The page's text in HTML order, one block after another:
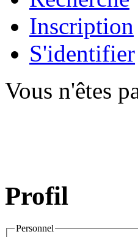
Inscription
S'identifier
Vous n'êtes
Profil
Personnel